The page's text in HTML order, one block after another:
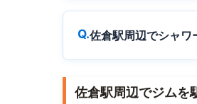
佐倉駅周辺でシャワ
佐倉駅周辺でジムを